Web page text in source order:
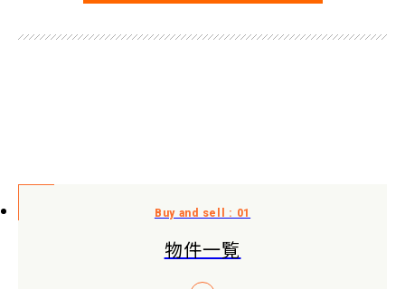
物件一覧